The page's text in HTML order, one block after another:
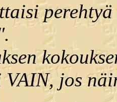
VAIN, jos